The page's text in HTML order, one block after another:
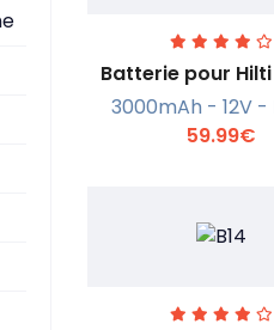
En savoir +
Batterie pour Hilti
3000mAh - 12V -
59.99€